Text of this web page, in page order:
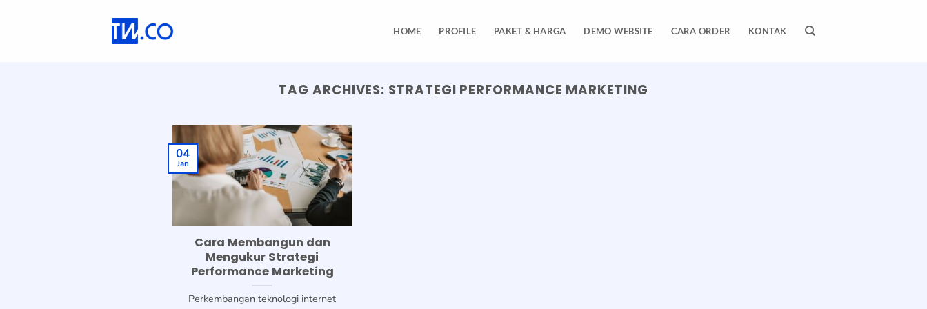
HOME PROFILE PAKET & HARGA DEMO WEBSITE CARA ORDER KONTAK
TAG ARCHIVES: STRATEGI PERFORMANCE MARKETING
Cara Membangun dan
Mengukur Strategi
Performance Marketing
Perkembangan teknologi internet
04
Jan